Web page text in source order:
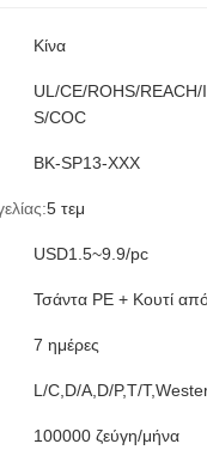
Κίνα
UL/CE/ROHS/
S/COC
BK-SP13-XXX
5 τεμ
USD1.5~9.9/pc
Τσάντα PE + Κουτί
7 ημέρες
L/C,D/A,D/P,T/
100000 ζεύγη/μήνα